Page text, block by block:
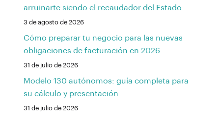
arruinarte siendo el recaudador del Estado
3 de agosto de 2026
Cómo preparar tu negocio para las nuevas
obligaciones de facturación en 2026
31 de julio de 2026
Modelo 130 autónomos: guía completa para
su cálculo y presentación
31 de julio de 2026